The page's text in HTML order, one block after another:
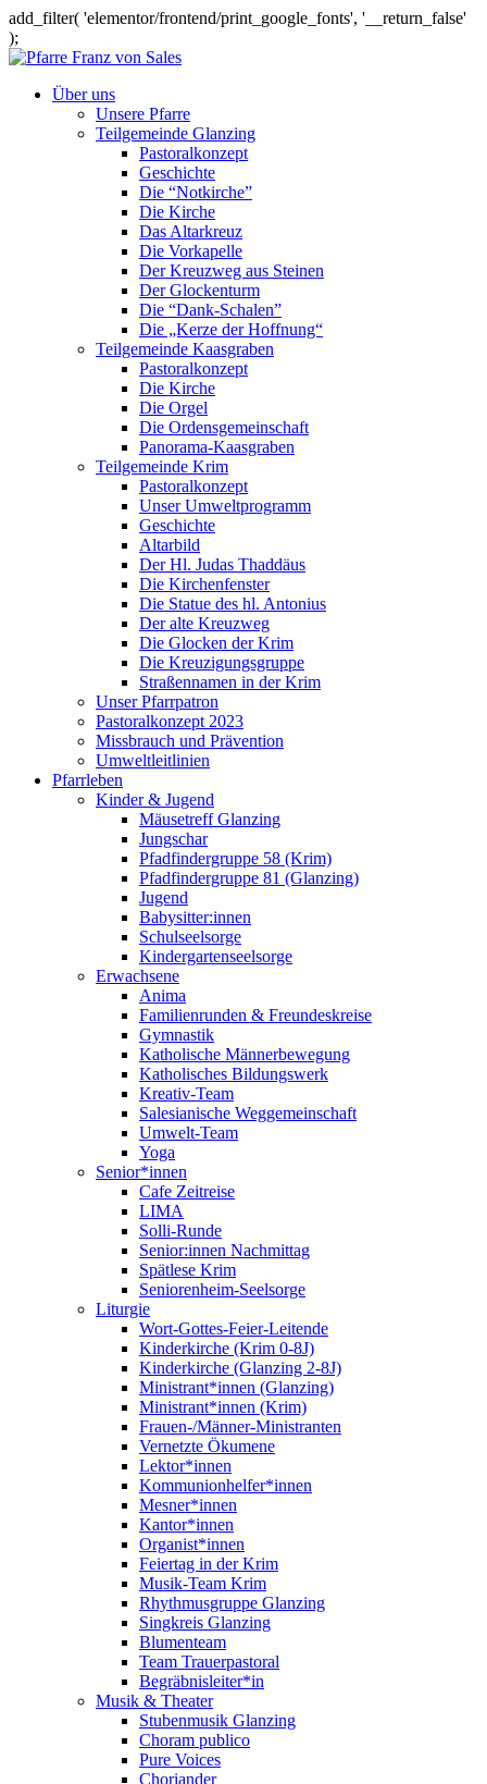
add_filter( 'elementor/frontend/print_google_fonts', '__return_false'
);
Über uns
Unsere Pfarre
Teilgemeinde Glanzing
Pastoralkonzept
Geschichte
Die “Notkirche”
Die Kirche
Das Altarkreuz
Die Vorkapelle
Der Kreuzweg aus Steinen
Der Glockenturm
Die “Dank-Schalen”
Die „Kerze der Hoffnung“
Teilgemeinde Kaasgraben
Pastoralkonzept
Die Kirche
Die Orgel
Die Ordensgemeinschaft
Panorama-Kaasgraben
Teilgemeinde Krim
Pastoralkonzept
Unser Umweltprogramm
Geschichte
Altarbild
Der Hl. Judas Thaddäus
Die Kirchenfenster
Die Statue des hl. Antonius
Der alte Kreuzweg
Die Glocken der Krim
Die Kreuzigungsgruppe
Straßennamen in der Krim
Unser Pfarrpatron
Pastoralkonzept 2023
Missbrauch und Prävention
Umweltleitlinien
Pfarrleben
Kinder & Jugend
Mäusetreff Glanzing
Jungschar
Pfadfindergruppe 58 (Krim)
Pfadfindergruppe 81 (Glanzing)
Jugend
Babysitter:innen
Schulseelsorge
Kindergartenseelsorge
Erwachsene
Anima
Familienrunden & Freundeskreise
Gymnastik
Katholische Männerbewegung
Katholisches Bildungswerk
Kreativ-Team
Salesianische Weggemeinschaft
Umwelt-Team
Yoga
Senior*innen
Cafe Zeitreise
LIMA
Solli-Runde
Senior:innen Nachmittag
Spätlese Krim
Seniorenheim-Seelsorge
Liturgie
Wort-Gottes-Feier-Leitende
Kinderkirche (Krim 0-8J)
Kinderkirche (Glanzing 2-8J)
Ministrant*innen (Glanzing)
Ministrant*innen (Krim)
Frauen-/Männer-Ministranten
Vernetzte Ökumene
Lektor*innen
Kommunionhelfer*innen
Mesner*innen
Kantor*innen
Organist*innen
Feiertag in der Krim
Musik-Team Krim
Rhythmusgruppe Glanzing
Singkreis Glanzing
Blumenteam
Team Trauerpastoral
Begräbnisleiter*in
Musik & Theater
Stubenmusik Glanzing
Choram publico
Pure Voices
Choriander